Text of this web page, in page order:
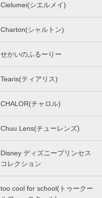
Cielumei(シエルメイ)
Charton(シャルトン)
せかいのふるーりー
Tearis(ティアリス)
CHALOR(チャロル)
Chuu Lens(チューレンズ)
Disney ディズニープリンセス
コレクション
too cool for school(トゥークー